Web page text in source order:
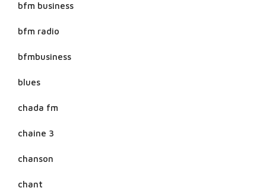
bfm business
bfm radio
bfmbusiness
blues
chada fm
chaine 3
chanson
chant